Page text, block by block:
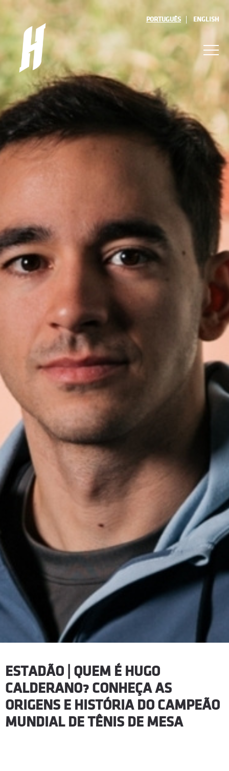
PORTUGUÊS ENGLISH
ESTADÃO | QUEM É HUGO
CALDERANO? CONHEÇA AS
ORIGENS E HISTÓRIA DO CAMPEÃO
MUNDIAL DE TÊNIS DE MESA